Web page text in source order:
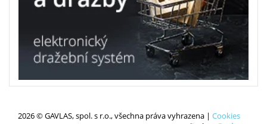
2026 © GAVLAS, spol. s r.o., všechna práva vyhrazena | Cookies